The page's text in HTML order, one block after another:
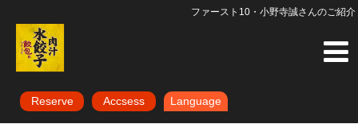
ファースト10・小野寺誠さんのご紹介
Reserve Accsess Language